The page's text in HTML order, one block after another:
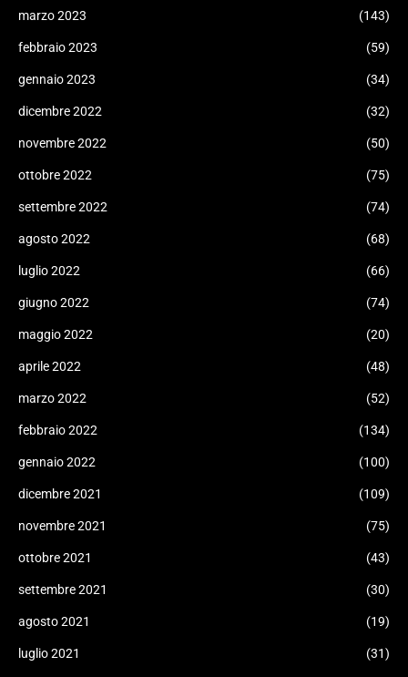
marzo 2023 (143)
febbraio 2023 (59)
gennaio 2023 (34)
dicembre 2022 (32)
novembre 2022 (50)
ottobre 2022 (75)
settembre 2022 (74)
agosto 2022 (68)
luglio 2022 (66)
giugno 2022 (74)
maggio 2022 (20)
aprile 2022 (48)
marzo 2022 (52)
febbraio 2022 (134)
gennaio 2022 (100)
dicembre 2021 (109)
novembre 2021 (75)
ottobre 2021 (43)
settembre 2021 (30)
agosto 2021 (19)
luglio 2021 (31)